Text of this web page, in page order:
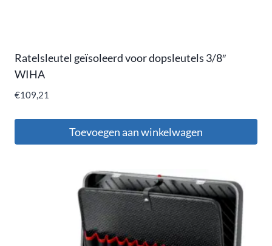
Ratelsleutel geïsoleerd voor dopsleutels 3/8″
WIHA
€109,21
Toevoegen aan winkelwagen